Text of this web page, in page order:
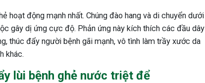
hoạt động mạnh nhất. Chúng đào hang và di chuyển dưới
gây dị ứng cực độ. Phản ứng này kích thích các đầu dây
thúc đẩy người bệnh gãi mạnh, vô tình làm trầy xước da
khác.
lùi bệnh ghẻ nước triệt để